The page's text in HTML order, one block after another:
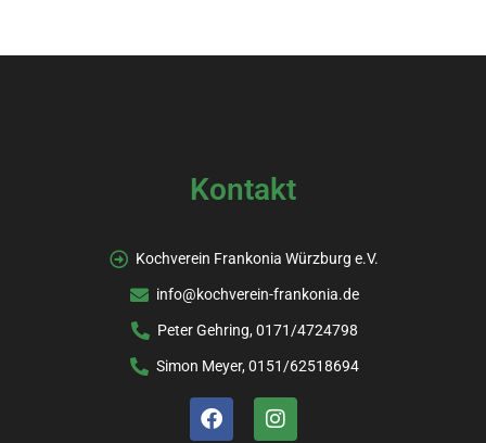
Kontakt
Kochverein Frankonia Würzburg e.V.
info@kochverein-frankonia.de
Peter Gehring, 0171/4724798
Simon Meyer, 0151/62518694